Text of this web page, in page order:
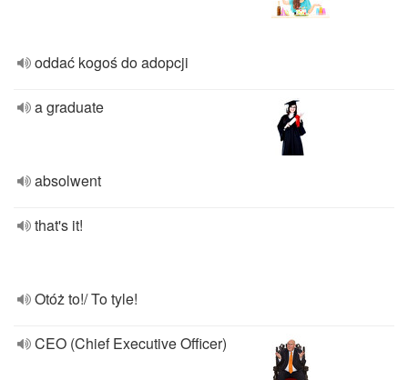
oddać kogoś do adopcji
a graduate
absolwent
that's it!
Otóż to!/ To tyle!
CEO (Chief Executive Officer)